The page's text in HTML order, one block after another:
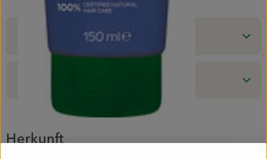
Produktinformationen
Herkunft